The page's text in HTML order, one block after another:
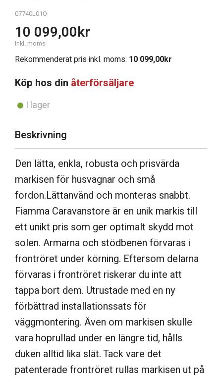
07740L01Q
10 099,00kr
Inkl. moms
Rekommenderat pris inkl. moms: 10 099,00kr
Köp hos din återförsäljare
I lager
Beskrivning
Den lätta, enkla, robusta och prisvärda
markisen för husvagnar och små
fordon.Lättanvänd och monteras snabbt.
Fiamma Caravanstore är en unik markis till
ett unikt pris som ger optimalt skydd mot
solen. Armarna och stödbenen förvaras i
frontröret under körning. Eftersom delarna
förvaras i frontröret riskerar du inte att
tappa bort dem. Utrustade med en ny
förbättrad installationssats för
väggmontering. Även om markisen skulle
vara hoprullad under en längre tid, hålls
duken alltid lika slät. Tack vare det
patenterade frontröret rullas markisen ut på